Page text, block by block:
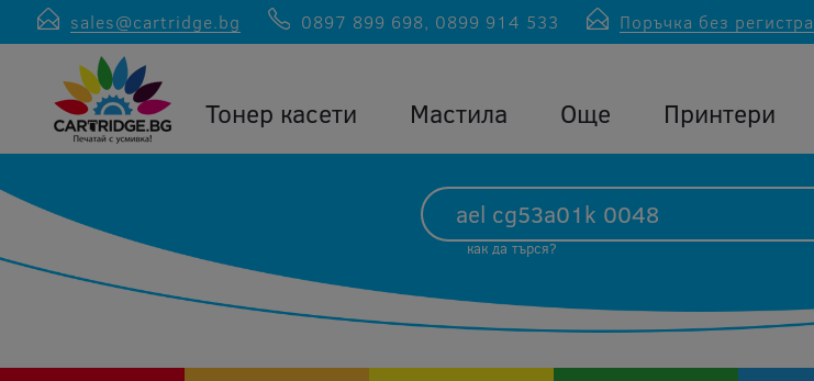
sales@cartridge.bg 0897 899 698, 0899 914 533 Поръчка без
Тонер касети Мастила Още Принтери
как да търся?